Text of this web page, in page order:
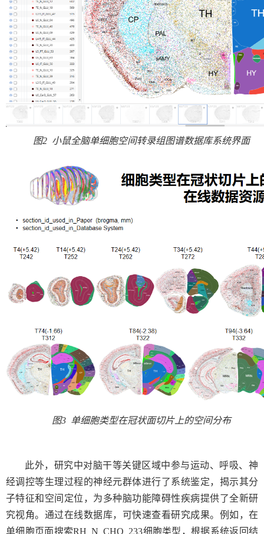
图2 小鼠全脑单细胞空间转录组图谱数据库系统界面
图3 单细胞类型在冠状面切片上的空间分布
此外，研究中对脑干等关键区域中参与运动、呼吸、神
经调控等生理过程的神经元群体进行了系统鉴定，揭示其分
子特征和空间定位，为多种脑功能障碍性疾病提供了全新研
究视角。通过在线数据库，可快速查看研究成果。例如，在
单细胞页面搜索RH_N_CHO_233细胞类型，根据系统返回结